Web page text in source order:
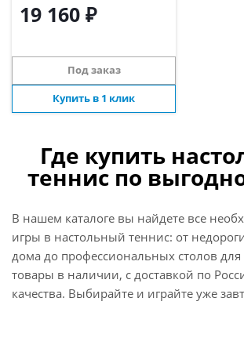
19 160 ₽
Под заказ
Купить в 1 клик
Где купить
теннис по
В нашем каталоге вы найдете все
игры в настольный теннис: от
дома до профессиональных столов для
товары в наличии, с доставкой по
качества. Выбирайте и играйте уже